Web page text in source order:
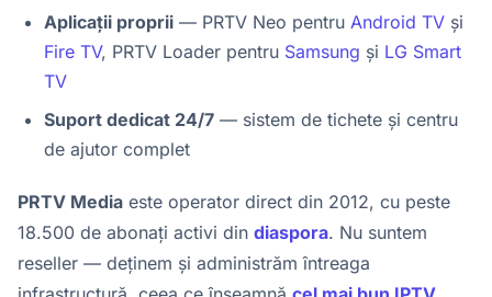
Aplicații proprii — PRTV Neo pentru Android TV și
Fire TV, PRTV Loader pentru Samsung și LG Smart
TV
Suport dedicat 24/7 — sistem de tichete și centru
de ajutor complet
PRTV Media este operator direct din 2012, cu peste
18.500 de abonați activi din diaspora. Nu suntem
reseller — deținem și administrăm întreaga